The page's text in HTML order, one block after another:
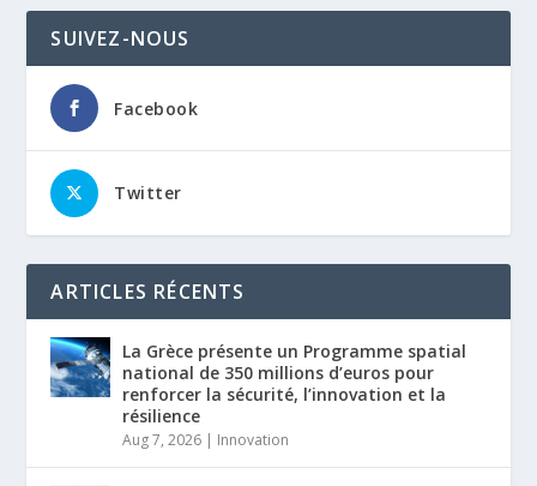
SUIVEZ-NOUS
Facebook
Twitter
ARTICLES RÉCENTS
La Grèce présente un Programme spatial
national de 350 millions d’euros pour
renforcer la sécurité, l’innovation et la
résilience
Aug 7, 2026 | Innovation